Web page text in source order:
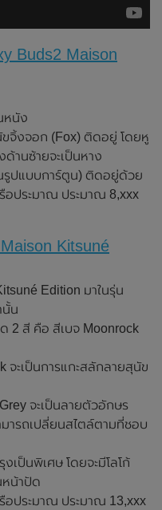
Buds2 Maison
หนัง
จิ้งจอก (Fox) ติดอยู่ โดยหู
านซ้ายจะเป็นหาง
รูปแบบการ์ตูน) ติดอยู่ด้วย
อประมาณ ประมาณ 8,xxx
Kitsuné
Edition มาในรุ่น
นั้น
2 สี คือ สีเบจ Moonrock
จะเป็นการแกะสลักลายสุนัข
จะเป็นลายตัวอักษร
ารถเปลี่ยนสไตล์ตามที่ชอบ
เป็นพิเศษ โดยจะมีโลโก้
หน้าปัด
อประมาณ ประมาณ 13,xxx